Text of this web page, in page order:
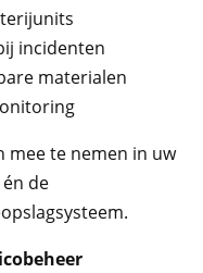
incidenten
materialen
mee te nemen in uw
de